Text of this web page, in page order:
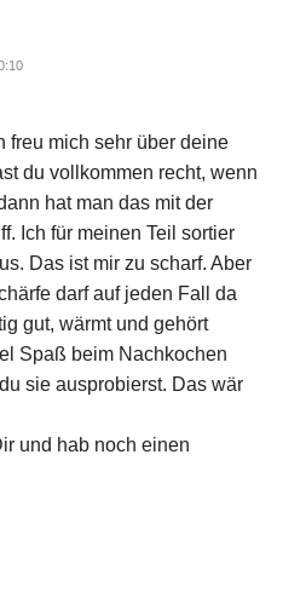
freu mich sehr über deine
du vollkommen recht, wenn
hat man das mit der
Ich für meinen Teil sortier
Das ist mir zu scharf. Aber
darf auf jeden Fall da
gut, wärmt und gehört
Spaß beim Nachkochen
sie ausprobierst. Das wär
und hab noch einen